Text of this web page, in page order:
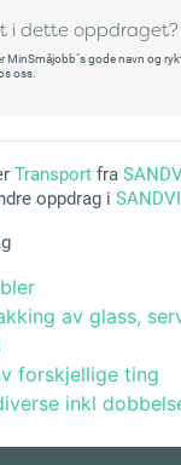
i dette oppdraget?
MinSmåjobb´s gode navn og
oss.
Transport fra
oppdrag i
av glass,
forskjellige ting
inkl